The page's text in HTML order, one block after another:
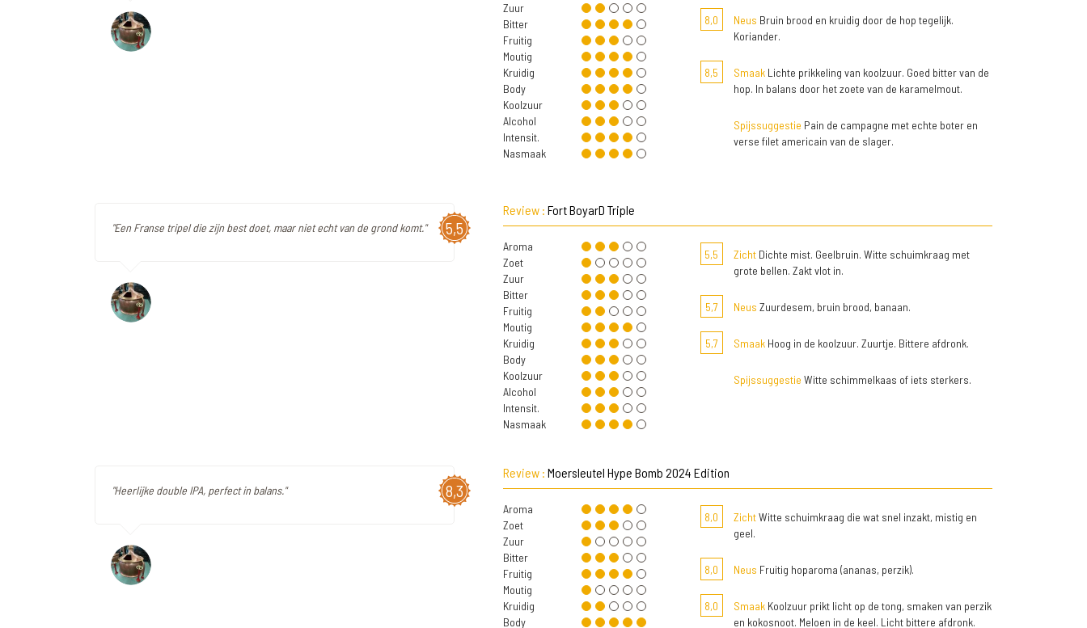
Zuur
Bitter
Fruitig
Moutig
Kruidig
Body
Koolzuur
Alcohol
Intensit.
Nasmaak
8,0 Neus Bruin brood en kruidig door de hop tegelijk.
Koriander.
8,5 SmaakLichte prikkeling van koolzuur. Goed bitter van de
hop. In balans door het zoete van de karamelmout.
Spijssuggestie Pain de campagne met echte boter en
verse filet americain van de slager.
5,5
"Een Franse tripel die zijn best doet, maar niet echt van de grond komt."
Review : Fort BoyarD Triple
Aroma
Zoet
Zuur
Bitter
Fruitig
Moutig
Kruidig
Body
Koolzuur
Alcohol
Intensit.
Nasmaak
5,5 ZichtDichte mist. Geelbruin. Witte schuimkraag met
grote bellen. Zakt vlot in.
5,7 Neus Zuurdesem, bruin brood, banaan.
5,7 SmaakHoog in de koolzuur. Zuurtje. Bittere afdronk.
Spijssuggestie Witte schimmelkaas of iets sterkers.
8,3
"Heerlijke double IPA, perfect in balans."
Review : Moersleutel Hype Bomb 2024 Edition
Aroma
Zoet
Zuur
Bitter
Fruitig
Moutig
Kruidig
Body
8,0 ZichtWitte schuimkraag die wat snel inzakt, mistig en
geel.
8,0 Neus Fruitig hoparoma (ananas, perzik).
8,0 SmaakKoolzuur prikt licht op de tong, smaken van perzik
en kokosnoot. Meloen in de keel. Licht bittere afdronk.